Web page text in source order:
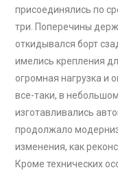
присоединялись по
три. Поперечины
откидывался борт
имелись крепления
огромная нагрузка и
все-таки, в
изготавливались
продолжало
изменения, как
Кроме технических